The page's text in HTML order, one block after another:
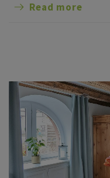
Read more